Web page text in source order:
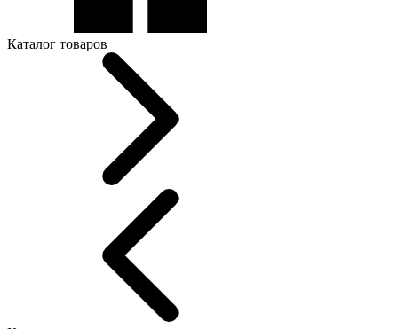
Каталог товаров